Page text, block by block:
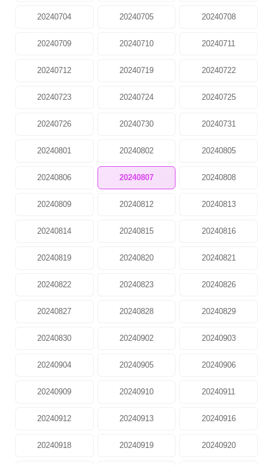
20240704 20240705 20240708
20240709 20240710 20240711
20240712 20240719 20240722
20240723 20240724 20240725
20240726 20240730 20240731
20240801 20240802 20240805
20240806 20240807 20240808
20240809 20240812 20240813
20240814 20240815 20240816
20240819 20240820 20240821
20240822 20240823 20240826
20240827 20240828 20240829
20240830 20240902 20240903
20240904 20240905 20240906
20240909 20240910 20240911
20240912 20240913 20240916
20240918 20240919 20240920